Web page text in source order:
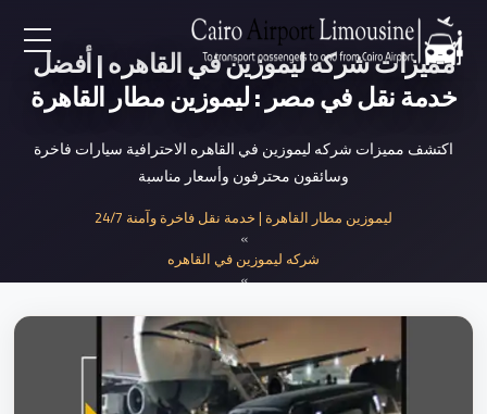
EN
خدمات المطار
نحن
مميزات شركه ليموزين في القاهره | أفضل
خدمة نقل في مصر : ليموزين مطار القاهرة
اكتشف مميزات شركه ليموزين في القاهره الاحترافية سيارات فاخرة
وسائقون محترفون وأسعار مناسبة
ليموزين مطار القاهرة | خدمة نقل فاخرة وآمنة 24/7
شركه ليموزين في القاهره
»